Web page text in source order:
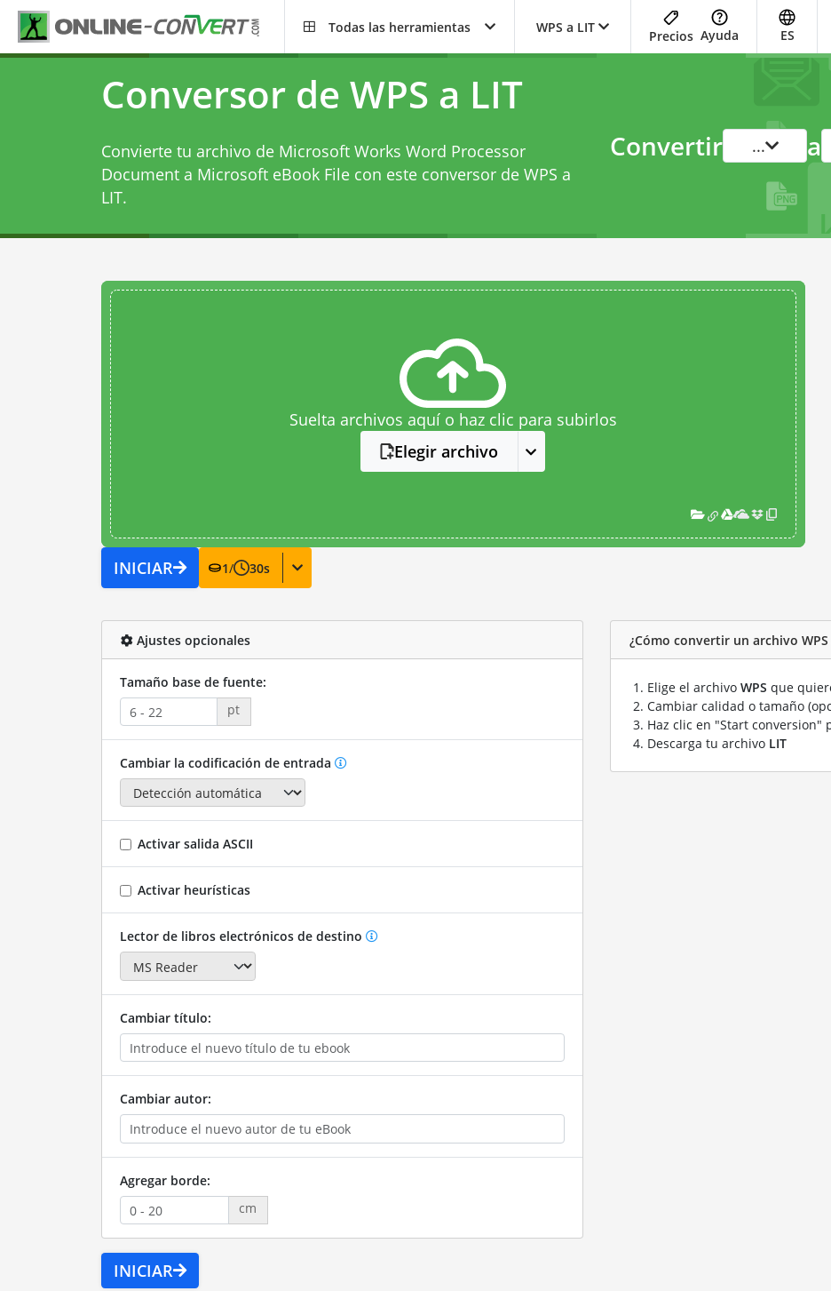
Todas las herramientas WPS a LIT
Precios Ayuda ES
Conversor de WPS a LIT
Convierte tu archivo de Microsoft Works Word Processor
Document a Microsoft eBook File con este conversor de WPS a
LIT.
Convertir ... a
Suelta archivos aquí o haz clic para subirlos
Elegir archivo
INICIAR 1/ 30s
Ajustes opcionales
Tamaño base de fuente:
pt
Cambiar la codificación de entrada
Activar salida ASCII
Activar heurísticas
Lector de libros electrónicos de destino
Cambiar título:
Cambiar autor:
Agregar borde:
cm
INICIAR
¿Cómo convertir un archivo WPS
Elige el archivo WPS que
Cambiar calidad o tamaño
Haz clic en "Start
Descarga tu archivo LIT